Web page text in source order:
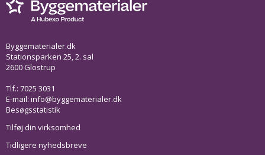
Byggematerialer.dk
Stationsparken 25, 2. sal
2600 Glostrup
Tlf.: 7025 3031
E-mail: info@byggematerialer.dk
Besøgsstatistik
Tilføj din virksomhed
Tidligere nyhedsbreve